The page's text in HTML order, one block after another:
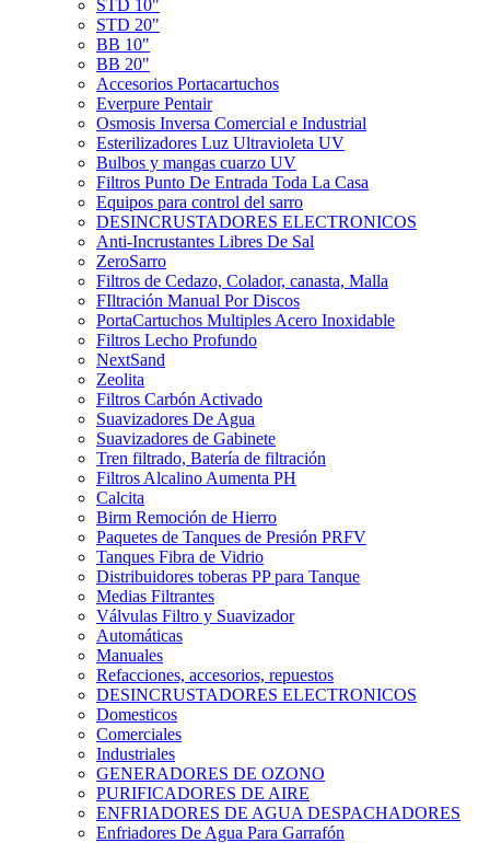
STD 10"
STD 20"
BB 10"
BB 20"
Accesorios Portacartuchos
Everpure Pentair
Osmosis Inversa Comercial e Industrial
Esterilizadores Luz Ultravioleta UV
Bulbos y mangas cuarzo UV
Filtros Punto De Entrada Toda La Casa
Equipos para control del sarro
DESINCRUSTADORES ELECTRONICOS
Anti-Incrustantes Libres De Sal
ZeroSarro
Filtros de Cedazo, Colador, canasta, Malla
FIltración Manual Por Discos
PortaCartuchos Multiples Acero Inoxidable
Filtros Lecho Profundo
NextSand
Zeolita
Filtros Carbón Activado
Suavizadores De Agua
Suavizadores de Gabinete
Tren filtrado, Batería de filtración
Filtros Alcalino Aumenta PH
Calcita
Birm Remoción de Hierro
Paquetes de Tanques de Presión PRFV
Tanques Fibra de Vidrio
Distribuidores toberas PP para Tanque
Medias Filtrantes
Válvulas Filtro y Suavizador
Automáticas
Manuales
Refacciones, accesorios, repuestos
DESINCRUSTADORES ELECTRONICOS
Domesticos
Comerciales
Industriales
GENERADORES DE OZONO
PURIFICADORES DE AIRE
ENFRIADORES DE AGUA DESPACHADORES
Enfriadores De Agua Para Garrafón